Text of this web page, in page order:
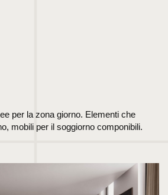
per la zona giorno. Elementi che
mobili per il soggiorno componibili.